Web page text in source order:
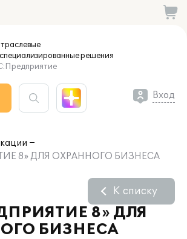
решения
Вход
8» ДЛЯ ОХРАННОГО БИЗНЕСА
8» ДЛЯ
БИЗНЕСА
К списку